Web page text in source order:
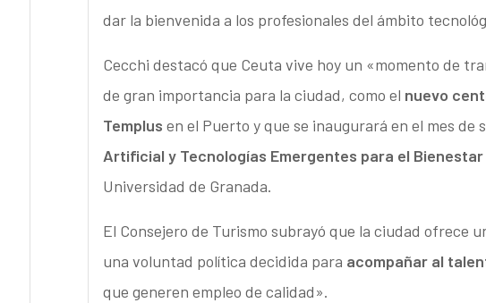
dar la bienvenida a los profesionales del ámbito
Cecchi destacó que Ceuta vive hoy un «momento de
de gran importancia para la ciudad, como el nuevo
Templus en el Puerto y que se inaugurará en el mes de
Artificial y Tecnologías Emergentes para el Bienestar
Universidad de Granada.
El Consejero de Turismo subrayó que la ciudad ofrece
una voluntad política decidida para acompañar al
que generen empleo de calidad».